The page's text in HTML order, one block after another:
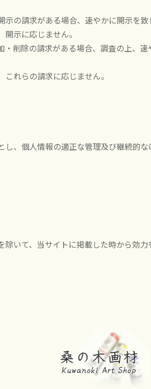
の請求がある場合、速やかに開示を致
示に応じません。
削除の請求がある場合、調査の上、
れらの請求に応じません。
、個人情報の適正な管理及び継続的
いて、当サイトに掲載した時から効力